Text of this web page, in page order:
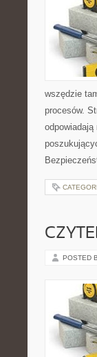
wszędzie
procesów.
POSTED